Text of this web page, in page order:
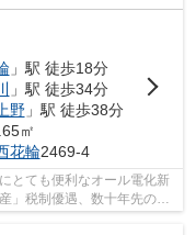
」駅 徒歩18分
」駅 徒歩34分
野」駅 徒歩38分
㎡
花輪2469-4
とても便利なオール電化新
」税制優遇、数十年先の資